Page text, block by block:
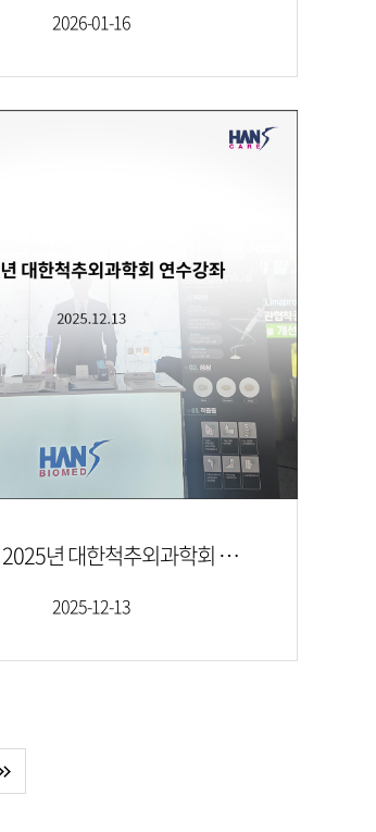
2026-01-16
251213. 2025년 대한척추외과학회 연수강좌
2025-12-13